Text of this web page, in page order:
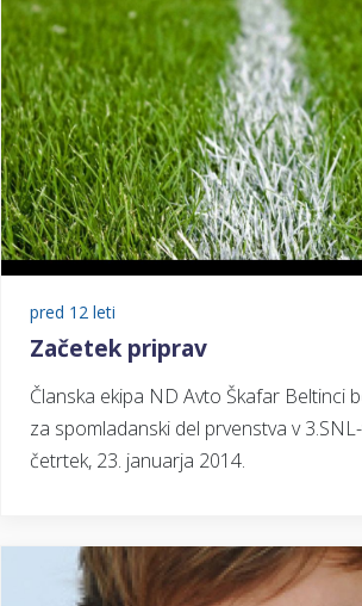
pred 12 leti
Začetek priprav
Članska ekipa ND Avto Škafar Beltinci
za spomladanski del prvenstva v
četrtek, 23. januarja 2014.